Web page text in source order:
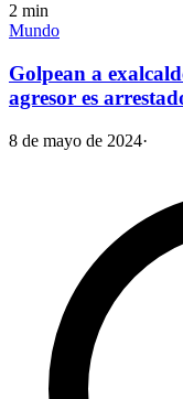
2 min
Mundo
Golpean a
agresor es
8 de mayo de 2024·